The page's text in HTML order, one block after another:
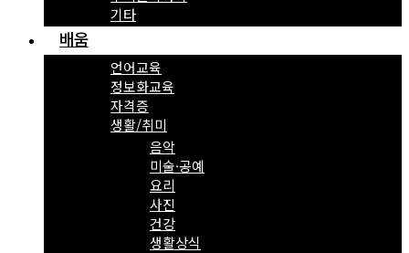
기타
배움
언어교육
정보화교육
자격증
생활/취미
음악
미술·공예
요리
사진
건강
생활상식